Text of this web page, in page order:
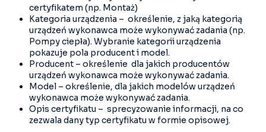
certyfikatem (np. Montaż)
Kategoria urządzenia – określenie, z jaką kategorią
urządzeń wykonawca może wykonywać zadania (np.
Pompy ciepła). Wybranie kategorii urządzenia
pokazuje pola producent i model.
Producent – określenie dla jakich producentów
urządzeń wykonawca może wykonywać zadania.
Model – określenie, dla jakich modelów urządzeń
wykonawca może wykonywać zadania.
Opis certyfikatu – sprecyzowanie informacji, na co
zezwala dany typ certyfikatu w formie opisowej.